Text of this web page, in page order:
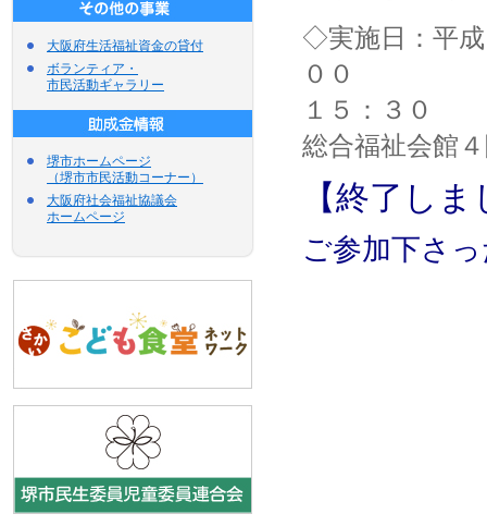
大阪府生活福祉資金の貸付
ボランティア・
市民活動ギャラリー
堺市ホームページ
（堺市市民活動コーナー）
大阪府社会福祉協議会
ホームページ
◇実施日：平成
００ 平成
１５：３０
総合福祉会館
【終了し
ご参加下さ